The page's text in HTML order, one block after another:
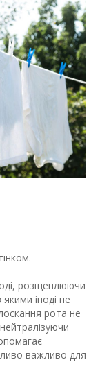
розщеплюючи
якими іноді не
рота не
важливо для